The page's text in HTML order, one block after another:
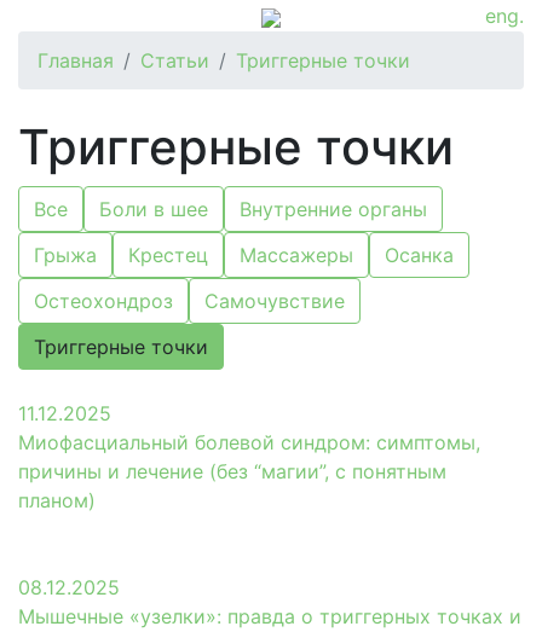
eng.
Главная
Статьи Триггерные точки
Триггерные точки
Все Боли в шее
Внутренние органы
Грыжа
Крестец Массажеры
Осанка
Остеохондроз
Самочувствие
Триггерные точки
11.12.2025
Миофасциальный болевой синдром: симптомы,
причины и лечение (без “магии”, с понятным
планом)
08.12.2025
Мышечные «узелки»: правда о триггерных точках и